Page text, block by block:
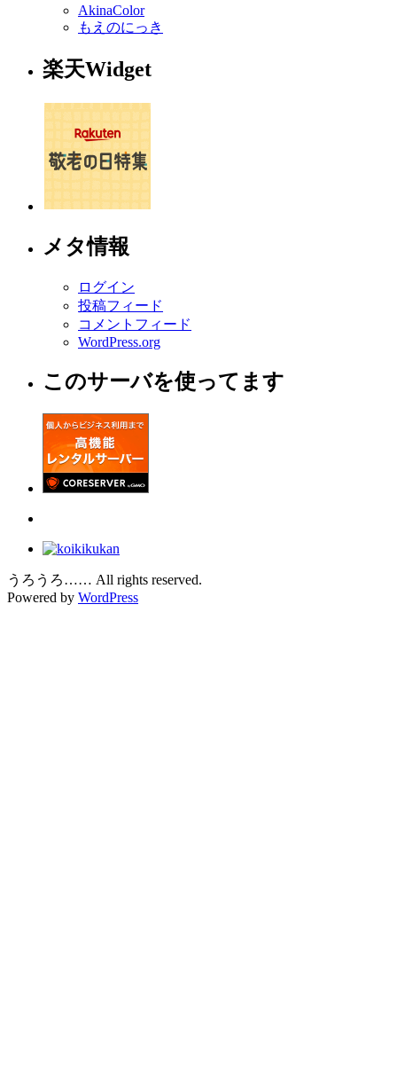
AkinaColor
もえのにっき
楽天Widget
メタ情報
ログイン
投稿フィード
コメントフィード
WordPress.org
このサーバを使ってます
うろうろ…… All rights reserved.
Powered by WordPress